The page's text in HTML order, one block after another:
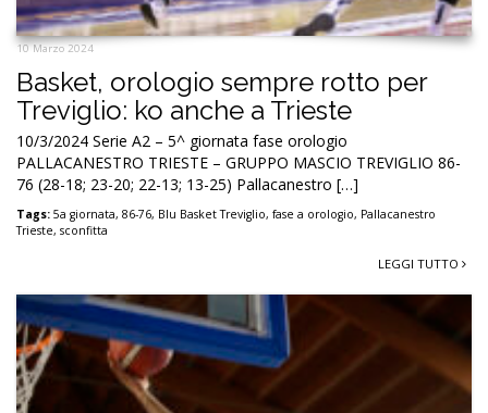
10 Marzo 2024
Basket, orologio sempre rotto per
Treviglio: ko anche a Trieste
10/3/2024 Serie A2 – 5^ giornata fase orologio
PALLACANESTRO TRIESTE – GRUPPO MASCIO TREVIGLIO 86-
76 (28-18; 23-20; 22-13; 13-25) Pallacanestro […]
Tags: 5a giornata, 86-76, Blu Basket Treviglio, fase a orologio, Pallacanestro
Trieste, sconfitta
LEGGI TUTTO